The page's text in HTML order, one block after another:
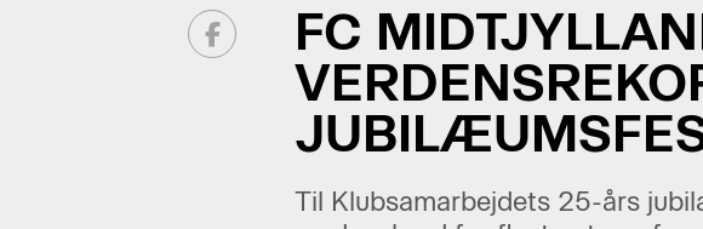
FC
Til Klubsamarbejdets 25-års